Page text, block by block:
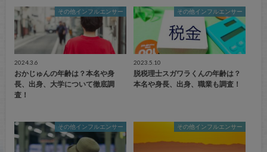
その他インフルエンサー
2024.3.6
おかじゅんの年齢は？本名や身
長、出身、大学について徹底調
査！
その他インフルエンサー
2023.5.10
脱税理士スガワラくんの年齢は？
本名や身長、出身、職業も調査！
その他インフルエンサー その他インフルエンサー